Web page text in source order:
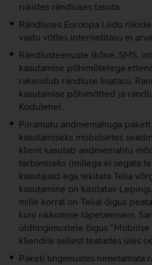
riikides rändluses tasuta.
Rändluses Euroopa Liidu
vastu võttes internetitasu ei
Rändlusteenuste (kõne, SMS,
kasutamise põhimõtetega
rakendub rändluse lisatasu.
kasutamise põhimõtted ja
Kodulehel.
Piiramatu andmemahuga
kasutamiseks mobiilsetes
klient kasutab andmemahtu
tarbimiseks (millega ei segata
kasutajaid ega tekitata Telia
kasutamine on käsitatav
mille korral on Telial õigus
kuni rikkumise lõpetamiseni.
üldtingimustele õigus “Mobiilse
kliendile sellest teatades üles
Paketi tingimustes nimetamata